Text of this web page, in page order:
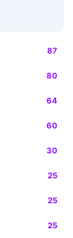
87
80
64
60
30
25
25
25